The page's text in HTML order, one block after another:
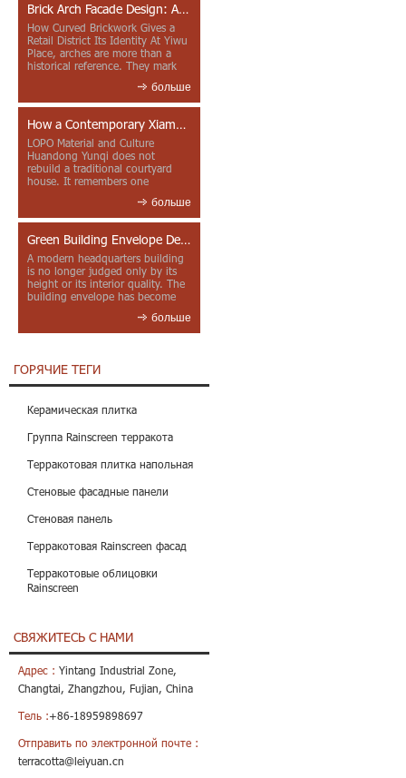
Brick Arch Facade Design: A Closer Look at Yiwu Place
How Curved Brickwork Gives a
Retail District Its Identity At Yiwu
Place, arches are more than a
historical reference. They mark
больше
How a Contemporary Xiamen Project Reframes Minnan Red Brick
LOPO Material and Culture
Huandong Yunqi does not
rebuild a traditional courtyard
house. It remembers one
больше
Green Building Envelope Design: Clay Sunscreen Fins for Modern Headquarters Architecture
A modern headquarters building
is no longer judged only by its
height or its interior quality. The
building envelope has become
больше
ГОРЯЧИЕ ТЕГИ
Керамическая плитка
Группа Rainscreen терракота
Терракотовая плитка напольная
Стеновые фасадные панели
Стеновая панель
Терракотовая Rainscreen фасад
Терракотовые облицовки
Rainscreen
СВЯЖИТЕСЬ С НАМИ
Адрес : Yintang Industrial Zone,
Changtai, Zhangzhou, Fujian, China
Тель :+86-18959898697
Отправить по электронной почте :
terracotta@leiyuan.cn